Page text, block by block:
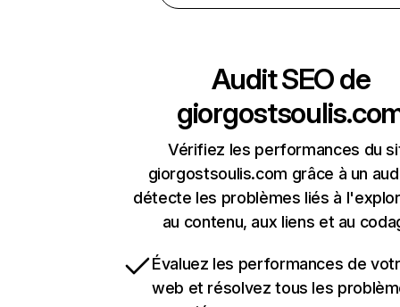
Audit SEO de
Vérifiez les performances du
giorgostsoulis.com grâce à un
détecte les problèmes liés à
au contenu, aux liens et au
Évaluez les performances de
web et résolvez tous les